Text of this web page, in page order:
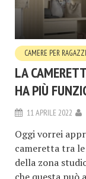
CAMERE PER RAGAZZI
LA
HA PIÙ
11 APRILE 2022
Oggi vorrei
cameretta tra
della zona